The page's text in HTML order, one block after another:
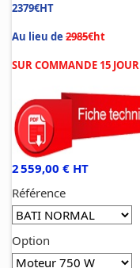
2379€HT
Au lieu de 2985€ht
SUR COMMANDE 15 JOUR
2 559,00 € HT
Référence
Option